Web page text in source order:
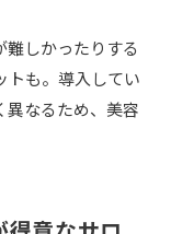
しかったりする
トも。導入してい
異なるため、美容